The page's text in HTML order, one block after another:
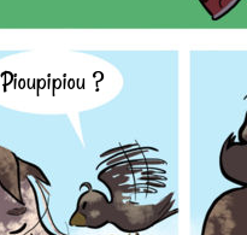
Pioupipiou ?